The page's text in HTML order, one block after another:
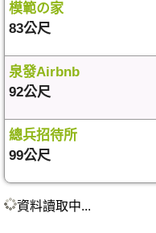
模範の家
83公尺
泉發Airbnb
92公尺
總兵招待所
99公尺
資料讀取中...